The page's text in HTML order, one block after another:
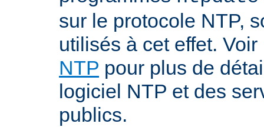
sur le protocole NTP,
utilisés à cet effet.
NTP pour plus de
logiciel NTP et des
publics.